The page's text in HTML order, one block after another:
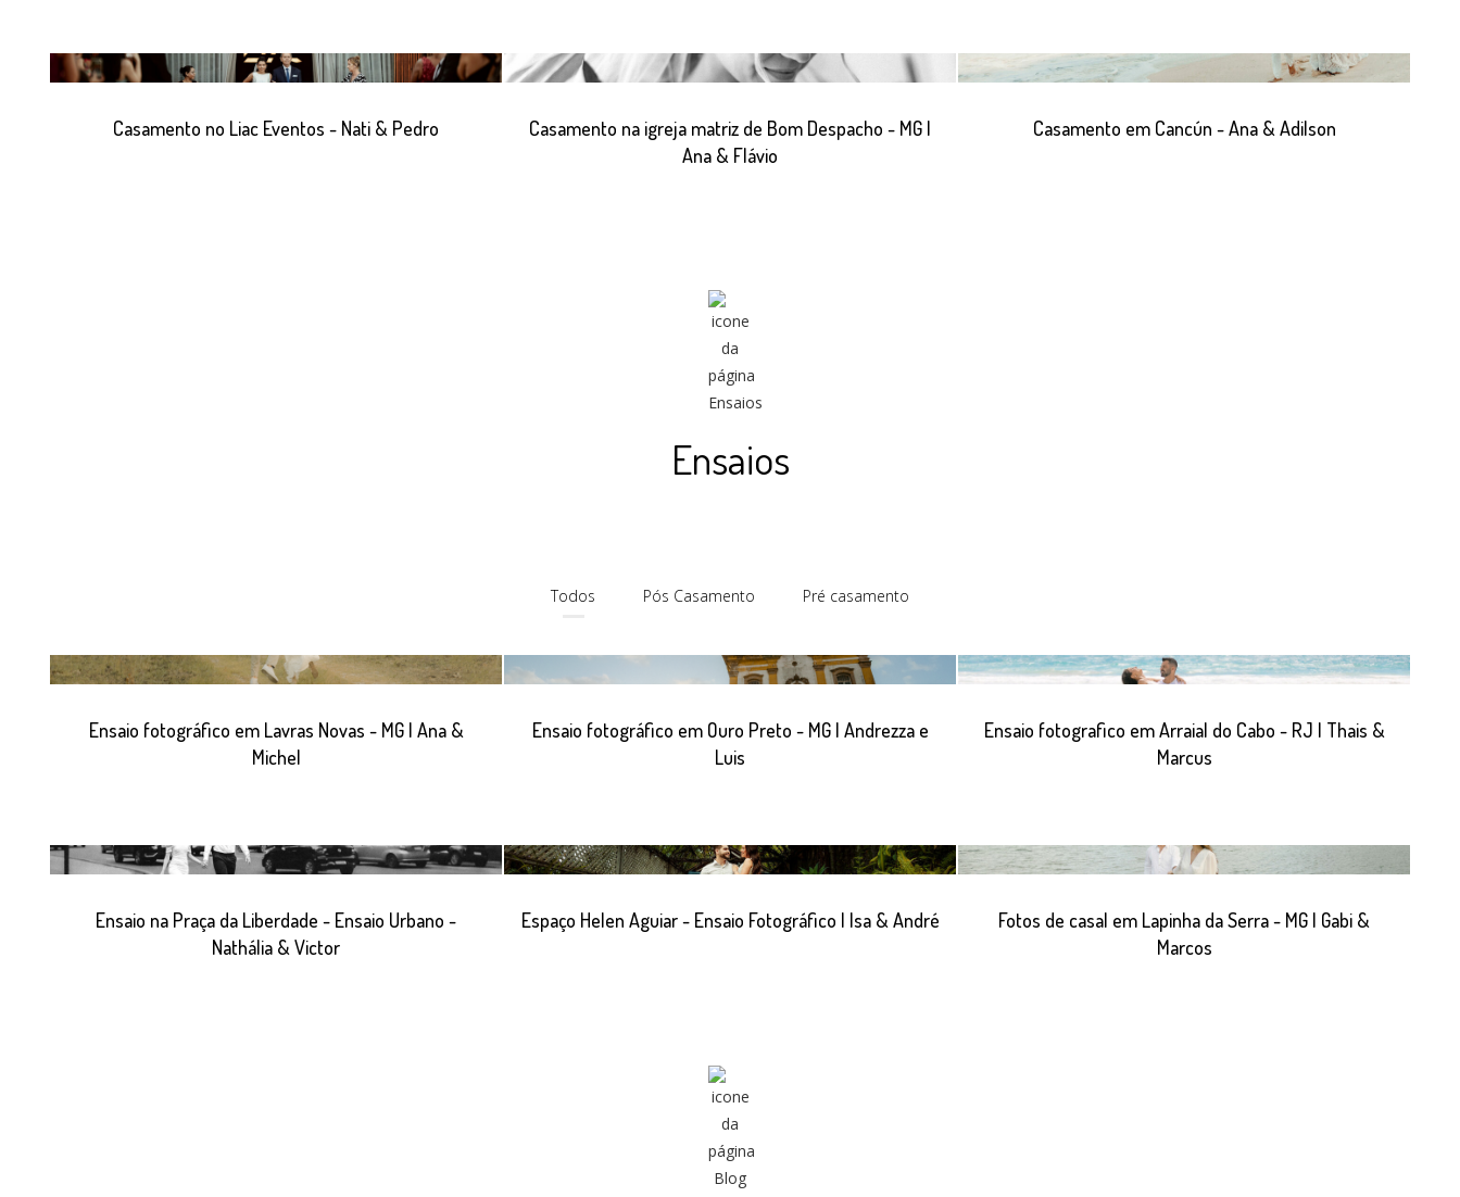
Casamento no Liac Eventos - Nati & Pedro
Casamento na igreja matriz de Bom Despacho - MG |
Ana & Flávio
Casamento em Cancún - Ana & Adilson
Ensaios
Todos Pós Casamento Pré casamento
Ensaio fotográfico em Lavras Novas - MG | Ana &
Michel
Ensaio fotográfico em Ouro Preto - MG | Andrezza e
Luis
Ensaio fotografico em Arraial do Cabo - RJ | Thais &
Marcus
Ensaio na Praça da Liberdade - Ensaio Urbano -
Nathália & Victor
Espaço Helen Aguiar - Ensaio Fotográfico | Isa & André
Fotos de casal em Lapinha da Serra - MG | Gabi &
Marcos